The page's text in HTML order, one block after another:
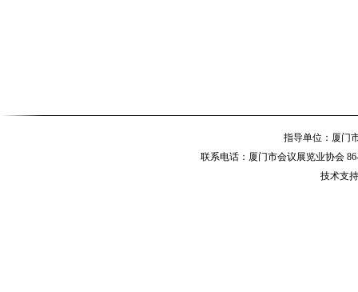
指导单位：厦
联系电话：厦门市会议展览业协会
技术支